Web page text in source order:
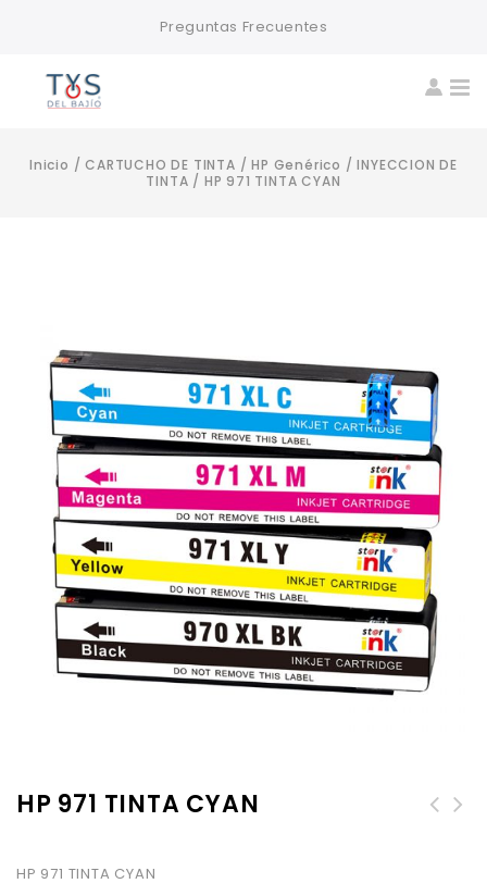
Preguntas Frecuentes
Inicio /CARTUCHO DE TINTA /HP Genérico /INYECCION DE
TINTA / HP 971 TINTA CYAN
HP 971 TINTA CYAN
HP 971 TINTA CYAN